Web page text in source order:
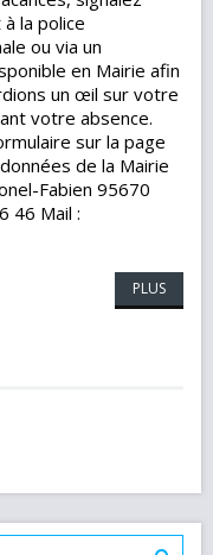
la police
ou via un
en Mairie afin
un œil sur votre
votre absence.
sur la page
de la Mairie
Fabien 95670
46 Mail :
PLUS